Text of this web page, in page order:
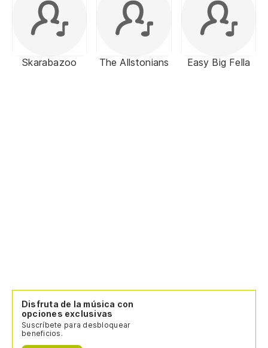
Skarabazoo The Allstonians Easy Big Fella
Disfruta de la música con
opciones exclusivas
Suscríbete para desbloquear
beneficios.